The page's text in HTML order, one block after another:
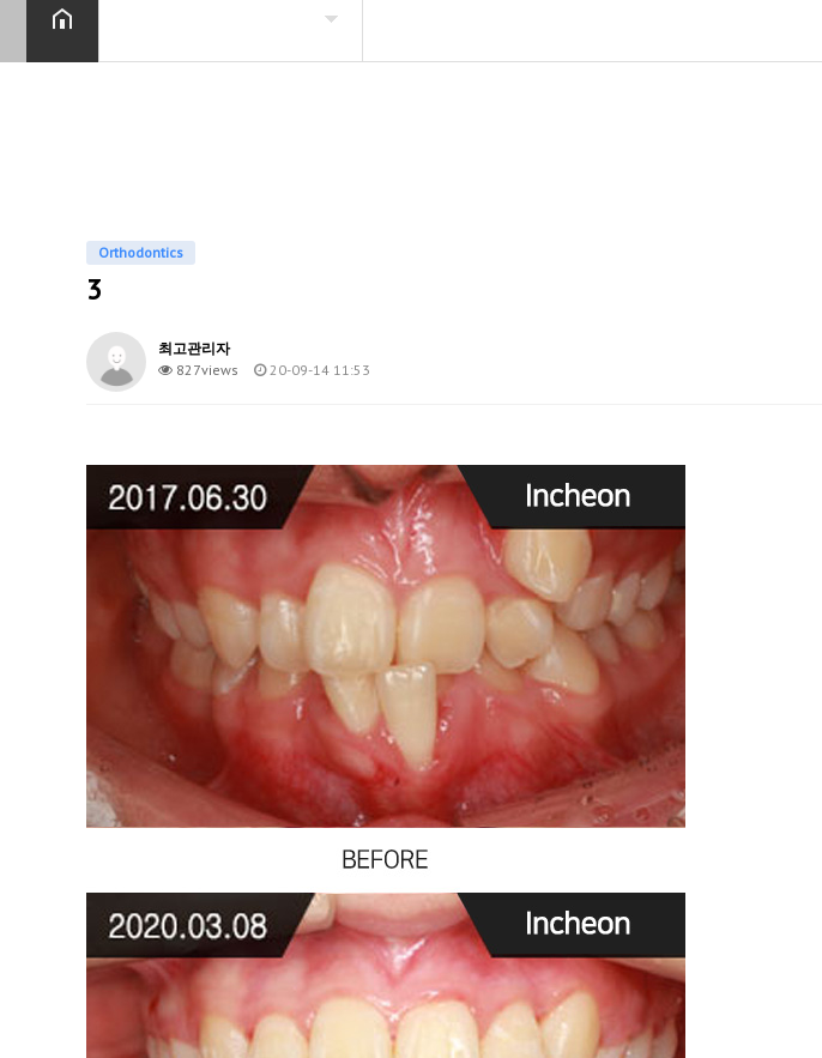
زرع
Before & After
Orthodontics
3
최고관리자
827views
20-09-14 11:53